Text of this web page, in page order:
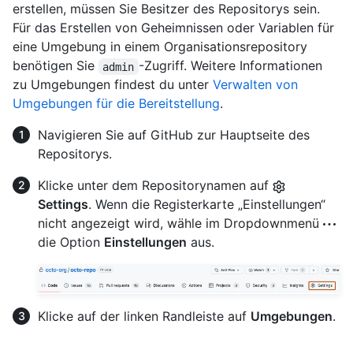
erstellen, müssen Sie Besitzer des Repositorys sein.
Für das Erstellen von Geheimnissen oder Variablen für
eine Umgebung in einem Organisationsrepository
benötigen Sie
admin -Zugriff. Weitere Informationen
zu Umgebungen findest du unter Verwalten von
Umgebungen für die Bereitstellung.
Navigieren Sie auf GitHub zur Hauptseite des
Repositorys.
Klicke unter dem Repositorynamen auf
Settings. Wenn die Registerkarte „Einstellungen“
nicht angezeigt wird, wähle im Dropdownmenü
die Option Einstellungen aus.
Klicke auf der linken Randleiste auf Umgebungen.